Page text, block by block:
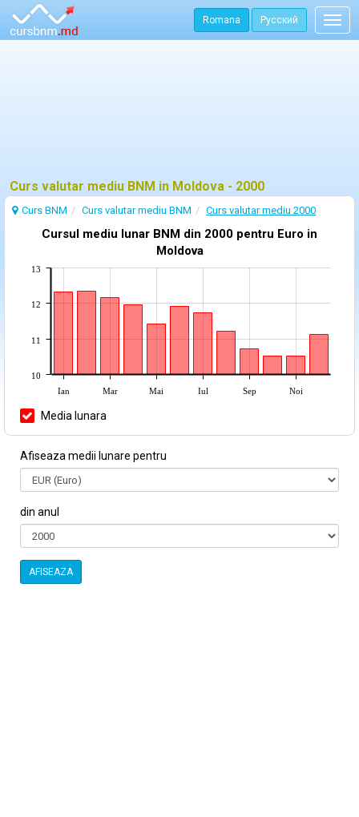
Romana Русский
Curs valutar mediu BNM in Moldova - 2000
Curs BNM Curs valutar mediu BNM Curs valutar mediu 2000
Cursul mediu lunar BNM din 2000 pentru Euro in
Moldova
Ian Mar Mai Iul Sep Noi
10
11
12
13
Media lunara
Afiseaza medii lunare pentru
din anul
AFISEAZA